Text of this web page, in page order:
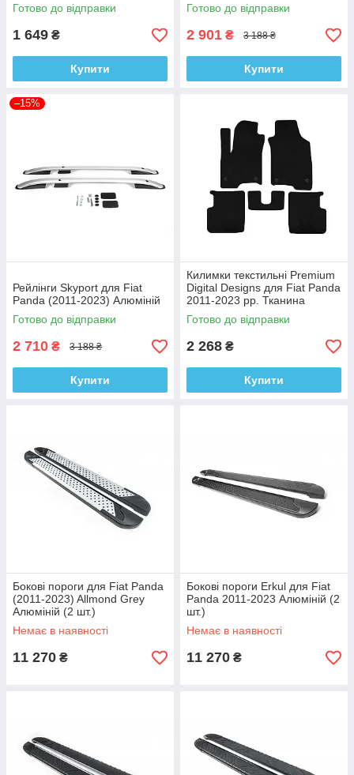
Готово до відправки
1 649 ₴
Купити
Готово до відправки
2 901 ₴ 3 188 ₴
Купити
–15%
Рейлінги Skyport для Fiat
Panda (2011-2023) Алюміній
Готово до відправки
2 710 ₴ 3 188 ₴
Купити
Килимки текстильні Premium
Digital Designs для Fiat Panda
2011-2023 рр. Тканина
Готово до відправки
2 268 ₴
Купити
Бокові пороги для Fiat Panda
(2011-2023) Allmond Grey
Алюміній (2 шт.)
Немає в наявності
11 270 ₴
Бокові пороги Erkul для Fiat
Panda 2011-2023 Алюміній (2
шт.)
Немає в наявності
11 270 ₴